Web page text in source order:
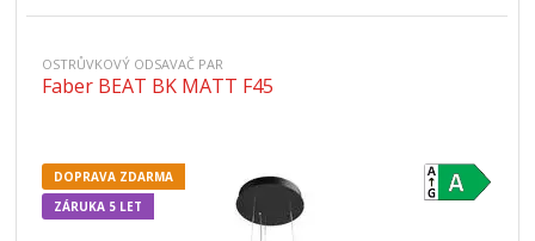
OSTRŮVKOVÝ ODSAVAČ PAR
Faber BEAT BK MATT F45
DOPRAVA ZDARMA
ZÁRUKA 5 LET